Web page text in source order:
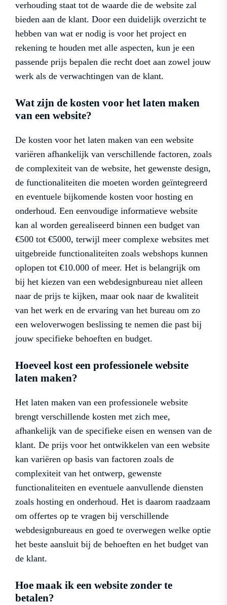
verhouding staat tot de waarde die de website zal
bieden aan de klant. Door een duidelijk overzicht te
hebben van wat er nodig is voor het project en
rekening te houden met alle aspecten, kun je een
passende prijs bepalen die recht doet aan zowel jouw
werk als de verwachtingen van de klant.
Wat zijn de kosten voor het laten maken
van een website?
De kosten voor het laten maken van een website
variëren afhankelijk van verschillende factoren, zoals
de complexiteit van de website, het gewenste design,
de functionaliteiten die moeten worden geïntegreerd
en eventuele bijkomende kosten voor hosting en
onderhoud. Een eenvoudige informatieve website
kan al worden gerealiseerd binnen een budget van
€500 tot €5000, terwijl meer complexe websites met
uitgebreide functionaliteiten zoals webshops kunnen
oplopen tot €10.000 of meer. Het is belangrijk om
bij het kiezen van een webdesignbureau niet alleen
naar de prijs te kijken, maar ook naar de kwaliteit
van het werk en de ervaring van het bureau om zo
een weloverwogen beslissing te nemen die past bij
jouw specifieke behoeften en budget.
Hoeveel kost een professionele website
laten maken?
Het laten maken van een professionele website
brengt verschillende kosten met zich mee,
afhankelijk van de specifieke eisen en wensen van de
klant. De prijs voor het ontwikkelen van een website
kan variëren op basis van factoren zoals de
complexiteit van het ontwerp, gewenste
functionaliteiten en eventuele aanvullende diensten
zoals hosting en onderhoud. Het is daarom raadzaam
om offertes op te vragen bij verschillende
webdesignbureaus en goed te overwegen welke optie
het beste aansluit bij de behoeften en het budget van
de klant.
Hoe maak ik een website zonder te
betalen?